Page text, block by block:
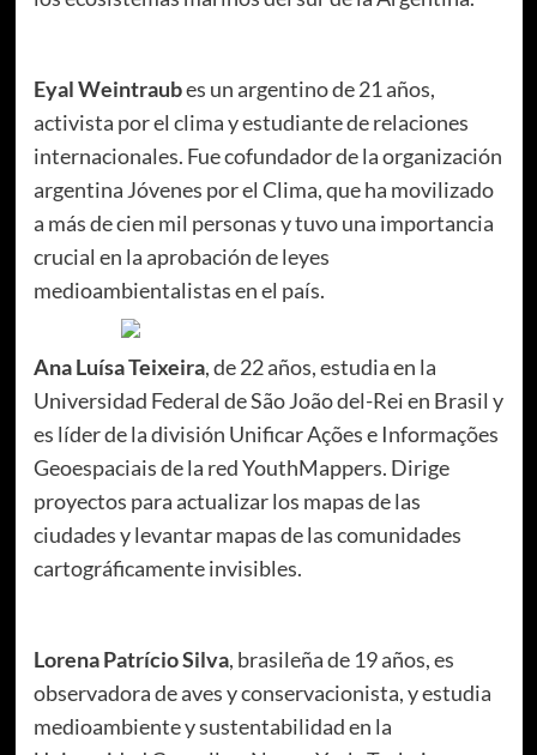
Eyal Weintraubes un argentino de 21 años,
activista por el clima y estudiante de relaciones
internacionales. Fue cofundador de la organización
argentina Jóvenes por el Clima, que ha movilizado
a más de cien mil personas y tuvo una importancia
crucial en la aprobación de leyes
medioambientalistas en el país.
Ana Luísa Teixeira, de 22 años, estudia en la
Universidad Federal de São João del-Rei en Brasil y
es líder de la división Unificar Ações e Informações
Geoespaciais de la red YouthMappers. Dirige
proyectos para actualizar los mapas de las
ciudades y levantar mapas de las comunidades
cartográficamente invisibles.
Lorena Patrício Silva, brasileña de 19 años, es
observadora de aves y conservacionista, y estudia
medioambiente y sustentabilidad en la